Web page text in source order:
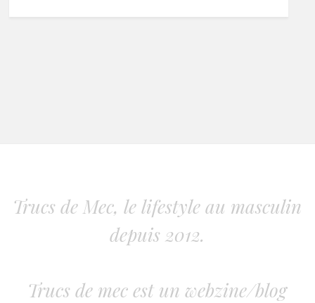
Trucs de Mec, le lifestyle au masculin
depuis 2012.
Trucs de mec est un webzine/blog